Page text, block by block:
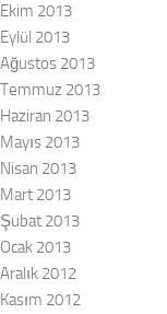
Ekim 2013
Eylül 2013
Ağustos 2013
Temmuz 2013
Haziran 2013
Mayıs 2013
Nisan 2013
Mart 2013
Şubat 2013
Ocak 2013
Aralık 2012
Kasım 2012